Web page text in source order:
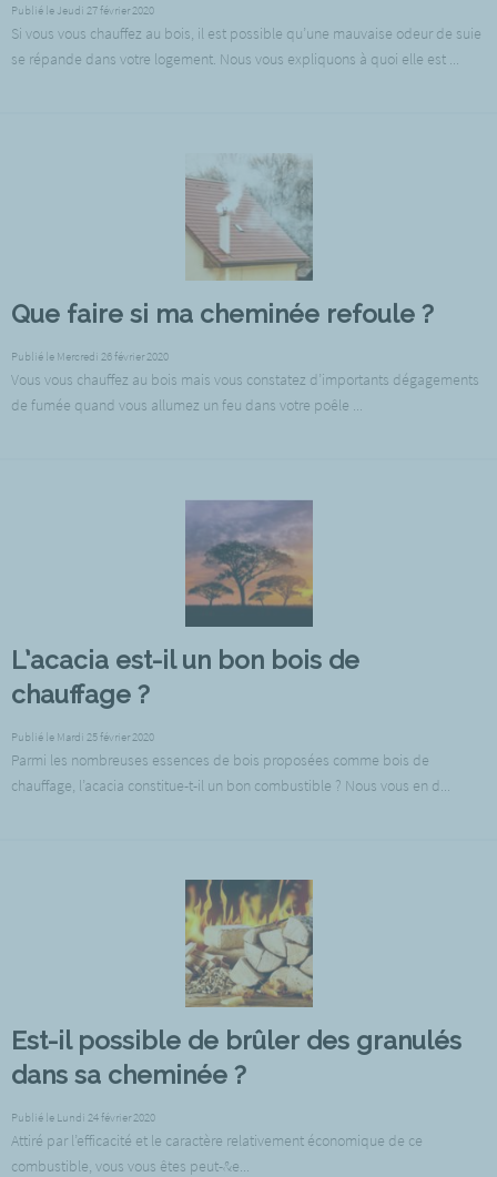
Publié le Jeudi 27 février 2020
Si vous vous chauffez au bois, il est possible qu’une mauvaise odeur de suie
se répande dans votre logement. Nous vous expliquons à quoi elle est ...
Que faire si ma cheminée refoule ?
Publié le Mercredi 26 février 2020
Vous vous chauffez au bois mais vous constatez d’importants dégagements
de fumée quand vous allumez un feu dans votre poêle ...
L’acacia est-il un bon bois de
chauffage ?
Publié le Mardi 25 février 2020
Parmi les nombreuses essences de bois proposées comme bois de
chauffage, l’acacia constitue-t-il un bon combustible ? Nous vous en d...
Est-il possible de brûler des granulés
dans sa cheminée ?
Publié le Lundi 24 février 2020
Attiré par l’efficacité et le caractère relativement économique de ce
combustible, vous vous êtes peut-&e...